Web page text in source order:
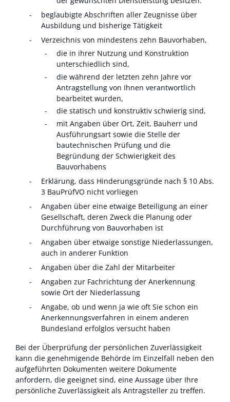
beglaubigte Abschriften aller Zeugnisse über
Ausbildung und bisherige Tätigkeit
Verzeichnis von mindestens zehn Bauvorhaben,
die in ihrer Nutzung und Konstruktion
unterschiedlich sind,
die während der letzten zehn Jahre vor
Antragstellung von Ihnen verantwortlich
bearbeitet wurden,
die statisch und konstruktiv schwierig sind,
mit Angaben über Ort, Zeit, Bauherr und
Ausführungsart sowie die Stelle der
bautechnischen Prüfung und die
Begründung der Schwierigkeit des
Bauvorhabens
Erklärung, dass Hinderungsgründe nach § 10 Abs.
3 BauPrüfVO nicht vorliegen
Angaben über eine etwaige Beteiligung an einer
Gesellschaft, deren Zweck die Planung oder
Durchführung von Bauvorhaben ist
Angaben über etwaige sonstige Niederlassungen,
auch in anderer Funktion
Angaben über die Zahl der Mitarbeiter
Angaben zur Fachrichtung der Anerkennung
sowie Ort der Niederlassung
Angabe, ob und wenn ja wie oft Sie schon ein
Anerkennungsverfahren in einem anderen
Bundesland erfolglos versucht haben
Bei der Überprüfung der persönlichen Zuverlässigkeit
kann die genehmigende Behörde im Einzelfall neben den
aufgeführten Dokumenten weitere Dokumente
anfordern, die geeignet sind, eine Aussage über Ihre
persönliche Zuverlässigkeit als Antragsteller zu treffen.